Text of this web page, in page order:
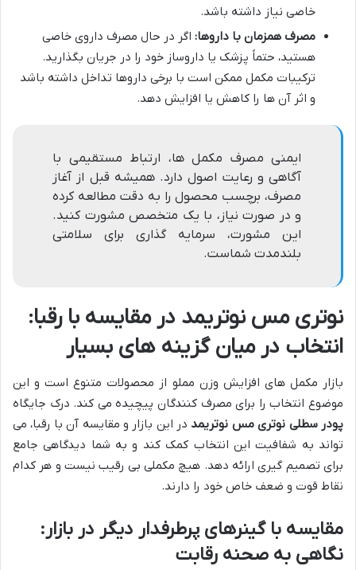
خاصی نیاز داشته باشد.
مصرف همزمان با داروها: اگر در حال مصرف داروی خاصی
هستید، حتماً پزشک یا داروساز خود را در جریان بگذارید.
ترکیبات مکمل ممکن است با برخی داروها تداخل داشته باشد
و اثر آن ها را کاهش یا افزایش دهد.
ایمنی مصرف مکمل ها، ارتباط مستقیمی با
آگاهی و رعایت اصول دارد. همیشه قبل از آغاز
مصرف، برچسب محصول را به دقت مطالعه کرده
و در صورت نیاز، با یک متخصص مشورت کنید.
این مشورت، سرمایه گذاری برای سلامتی
بلندمدت شماست.
نوتری مس نوتریمد در مقایسه با رقبا:
انتخاب در میان گزینه های بسیار
بازار مکمل های افزایش وزن مملو از محصولات متنوع است و این
موضوع انتخاب را برای مصرف کنندگان پیچیده می کند. درک جایگاه
پودر سطلی نوتری مس نوتریمددر این بازار و مقایسه آن با رقبا، می
تواند به شفافیت این انتخاب کمک کند و به شما دیدگاهی جامع
برای تصمیم گیری ارائه دهد. هیچ مکملی بی رقیب نیست و هر کدام
نقاط قوت و ضعف خاص خود را دارند.
مقایسه با گینرهای پرطرفدار دیگر در بازار:
نگاهی به صحنه رقابت